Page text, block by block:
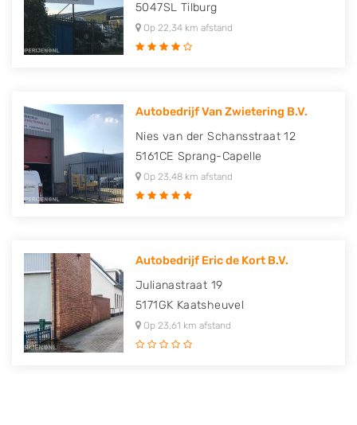
5047SL Tilburg
Op 22,34 km afstand
Autobedrijf Van Zwietering B.V.
Nies van der Schansstraat 12
5161CE Sprang-Capelle
Op 23,48 km afstand
Autobedrijf Eric de Kort B.V.
Julianastraat 19
5171GK Kaatsheuvel
Op 23,61 km afstand